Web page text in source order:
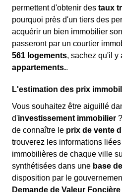
permettent d'obtenir des taux
pourquoi près d'un tiers des
acquérir un bien immobilier
passeront par un courtier
561 logements, sachez qu'il y
appartements..
L'estimation des prix
Vous souhaitez être aiguillé
d'investissement immobilier
de connaître le prix de vente
trouverez les informations
immobilières de chaque ville
synthétisées dans une base
disposition par le
Demande de Valeur Foncière